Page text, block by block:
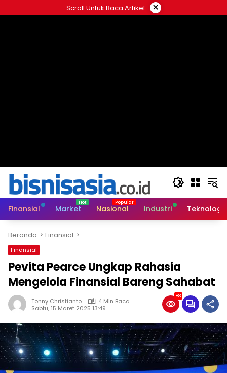
ke
Scroll Untuk Baca Artikel ×
Finansial Market Nasional Industri Teknologi
Beranda Finansial
Finansial
Pevita Pearce Ungkap Rahasia
Mengelola Finansial Bareng Sahabat
Tonny Christianto
4 Min Baca
Sabtu, 15 Maret 2025 13:49
88